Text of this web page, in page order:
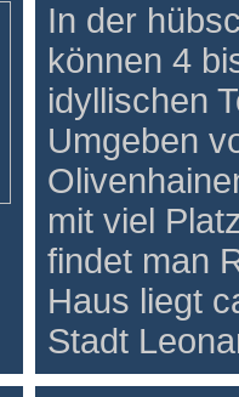
In der
können 4
idyllischen
Umgeben
mit viel
findet man
Haus liegt
Stadt